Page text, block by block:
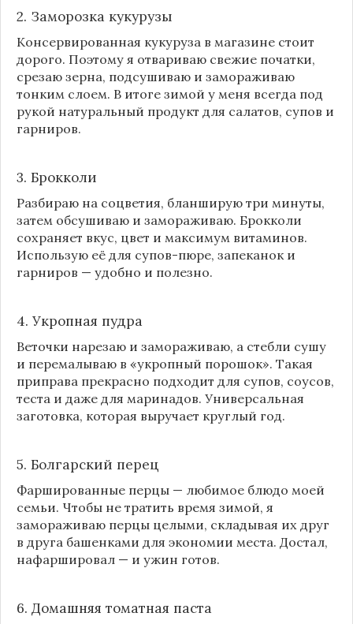
2. Заморозка кукурузы
Консервированная кукуруза в магазине стоит
дорого. Поэтому я отвариваю свежие початки,
срезаю зерна, подсушиваю и замораживаю
тонким слоем. В итоге зимой у меня всегда под
рукой натуральный продукт для салатов, супов и
гарниров.
3. Брокколи
Разбираю на соцветия, бланширую три минуты,
затем обсушиваю и замораживаю. Брокколи
сохраняет вкус, цвет и максимум витаминов.
Использую её для супов-пюре, запеканок и
гарниров — удобно и полезно.
4. Укропная пудра
Веточки нарезаю и замораживаю, а стебли сушу
и перемалываю в «укропный порошок». Такая
приправа прекрасно подходит для супов, соусов,
теста и даже для маринадов. Универсальная
заготовка, которая выручает круглый год.
5. Болгарский перец
Фаршированные перцы — любимое блюдо моей
семьи. Чтобы не тратить время зимой, я
замораживаю перцы целыми, складывая их друг
в друга башенками для экономии места. Достал,
нафаршировал — и ужин готов.
6. Домашняя томатная паста